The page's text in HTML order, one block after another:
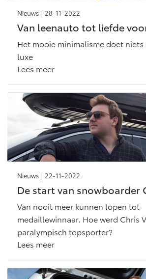
Nieuws | 28-11-2022
Van leenauto tot liefde
Het mooie minimalisme doet
luxe
Lees meer
Nieuws | 22-11-2022
De start van snowboarder
Van nooit meer kunnen lopen tot
medaillewinnaar. Hoe werd Chris
paralympisch topsporter?
Lees meer